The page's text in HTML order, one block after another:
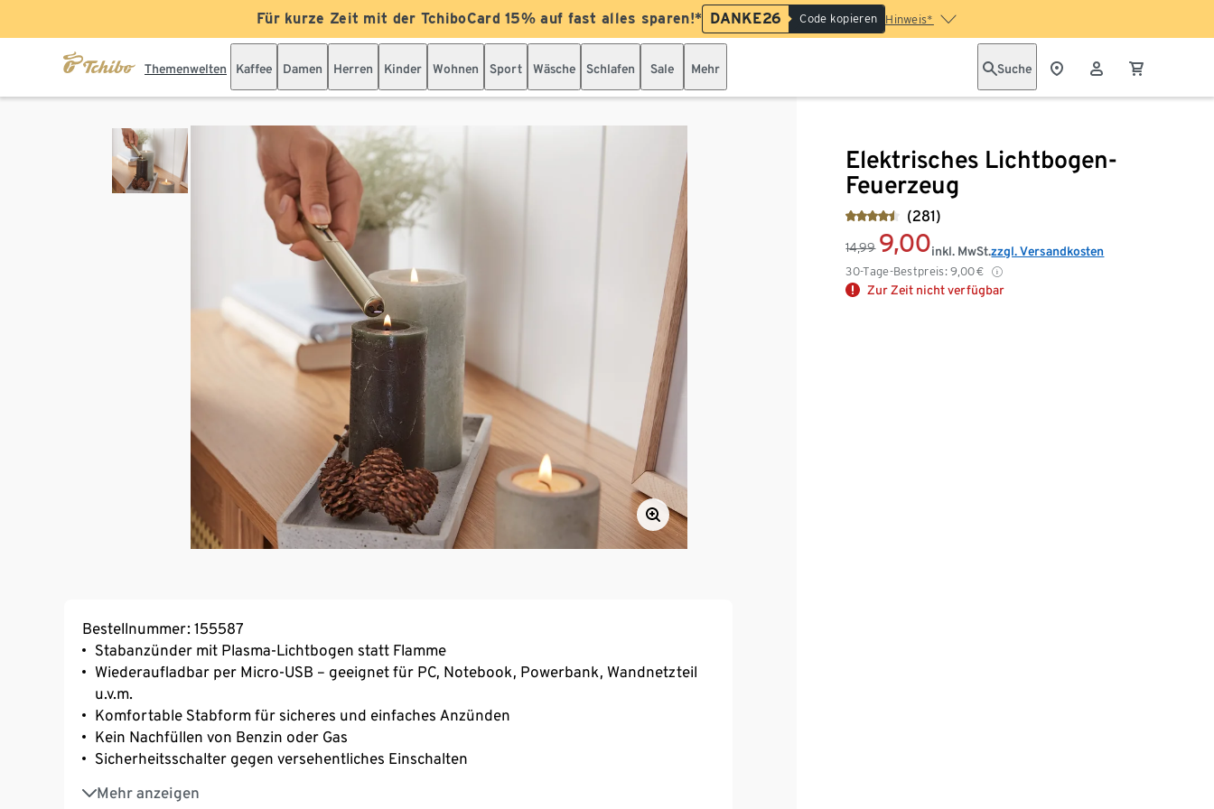
Für kurze Zeit mit der TchiboCard 15% auf fast alles sparen!* DANKE26 Code kopieren Hinweis*
Themenwelten Kaffee Damen Herren Kinder Wohnen Sport Wäsche Schlafen Sale Mehr Suche
Elektrisches Lichtbogen-
Feuerzeug
(281)
14,99 9,00
30-Tage-Bestpreis: 9,00€
inkl. MwSt.zzgl. Versandkosten
Zur Zeit nicht verfügbar
Bestellnummer: 155587
Stabanzünder mit Plasma-Lichtbogen statt Flamme
Wiederaufladbar per Micro-USB – geeignet für PC, Notebook, Powerbank, Wandnetzteil
u.v.m.
Komfortable Stabform für sicheres und einfaches Anzünden
Kein Nachfüllen von Benzin oder Gas
Sicherheitsschalter gegen versehentliches Einschalten
Mehr anzeigen
Windfest durch elektrischen Betrieb ohne Flamme
Automatisches Abschalten des Lichtbogens nach ca. 10 Sekunden